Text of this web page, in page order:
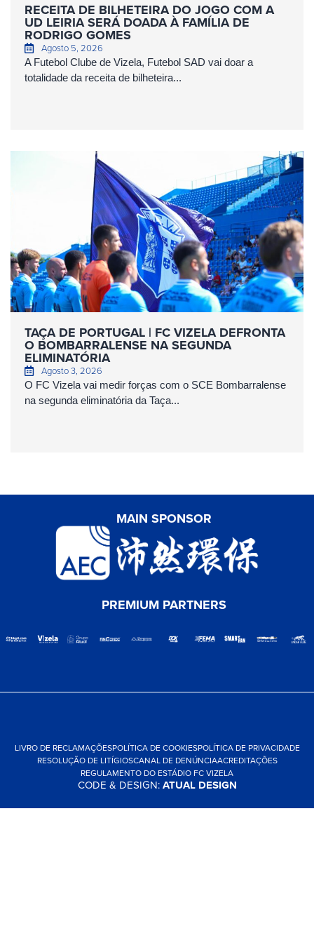
RECEITA DE BILHETEIRA DO JOGO COM A
UD LEIRIA SERÁ DOADA À FAMÍLIA DE
RODRIGO GOMES
Agosto 5, 2026
A Futebol Clube de Vizela, Futebol SAD vai doar a
totalidade da receita de bilheteira...
TAÇA DE PORTUGAL | FC VIZELA DEFRONTA
O BOMBARRALENSE NA SEGUNDA
ELIMINATÓRIA
Agosto 3, 2026
O FC Vizela vai medir forças com o SCE Bombarralense
na segunda eliminatória da Taça...
MAIN SPONSOR
PREMIUM PARTNERS
LIVRO DE RECLAMAÇÕESPOLÍTICA DE COOKIESPOLÍTICA DE PRIVACIDADE
RESOLUÇÃO DE LITÍGIOSCANAL DE DENÚNCIAACREDITAÇÕES
REGULAMENTO DO ESTÁDIO FC VIZELA
CODE & DESIGN:ATUAL DESIGN